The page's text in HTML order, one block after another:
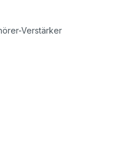
Verstärker